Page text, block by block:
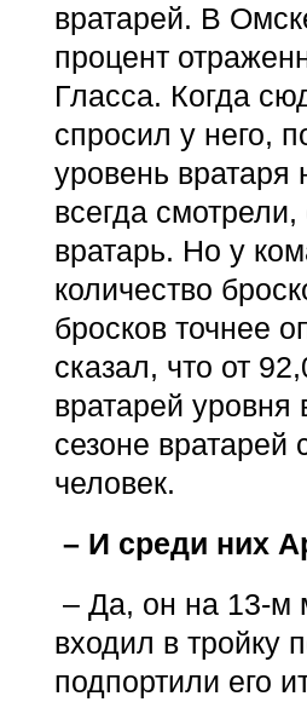
вратарей. В
процент
Гласса. Когда
спросил у него,
уровень вратаря
всегда
вратарь. Но у
количество
бросков точнее
сказал, что от
вратарей
сезоне
– И среди них
– Да, он на 13-м
входил в тройку
подпортили его